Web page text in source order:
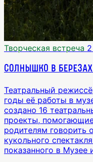
Творческая встреча
Солнышко в
Театральный
годы её работы в
создано 16
проекты,
родителям говорить
кукольного
показанного в Музее